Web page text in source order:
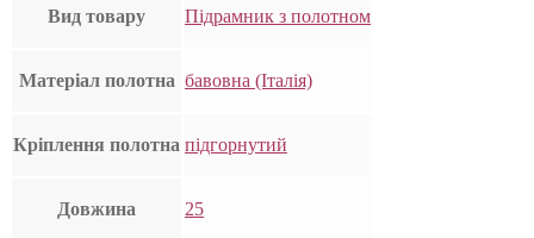
Вид товару Підрамник з полотном
Матеріал полотна бавовна (Італія)
Кріплення полотна підгорнутий
Довжина 25